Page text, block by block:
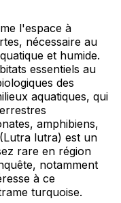
l'espace à
nécessaire au
et humide.
essentiels au
des
aquatiques, qui
amphibiens,
lutra) est un
rare en région
notamment
à ce
turquoise.